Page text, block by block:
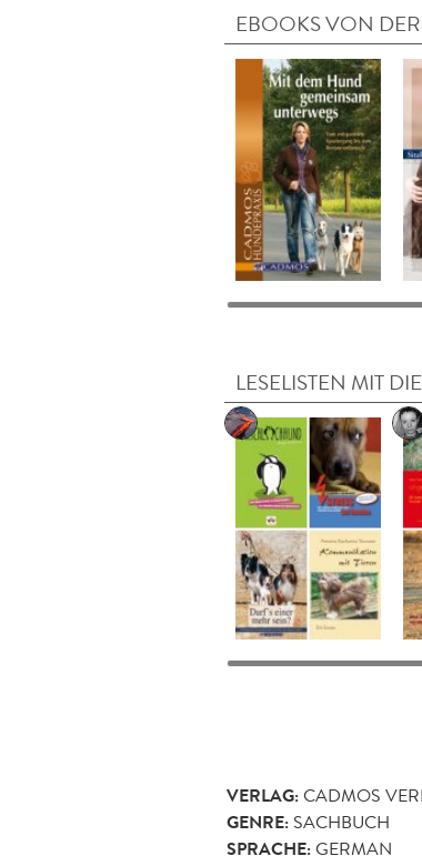
EBOOKS VON
LESELISTEN MIT
VERLAG:CADMOS
GENRE: SACHBUCH
SPRACHE:GERMAN